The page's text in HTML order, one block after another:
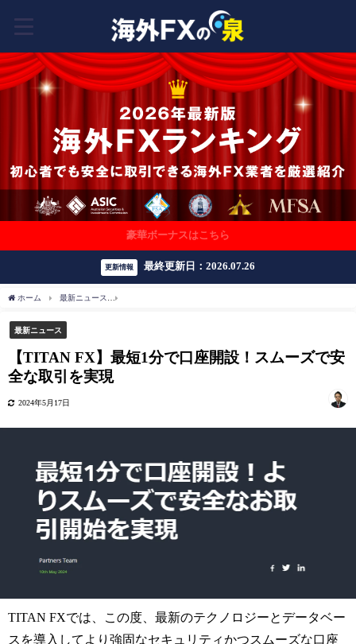
豪華ボーナスはこちら
更新情報 最終更新日：2026.07.26
ホーム 最新ニュース
最新ニュース
【TITAN FX】最短1分で口座開設！スムーズで安
全な取引を実現
2024年5月17日
TITAN FXでは、この度、最新のテクノロジーとデータベー
スを導入してより強固なセキュリティかつスムーズな口座